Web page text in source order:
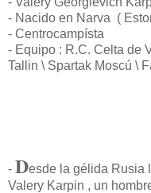
- Nacido en Narva (
- Centrocampísta
- Equipo : R.C. Celta de
Tallin \ Spartak Moscú \
- Desde la gélida Rusia
Valery Karpin , un